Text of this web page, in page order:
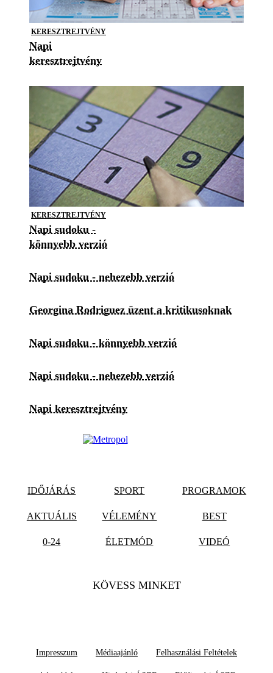
KERESZTREJTVÉNY
Napi
keresztrejtvény
KERESZTREJTVÉNY
Napi sudoku -
könnyebb verzió
Napi sudoku - nehezebb verzió
Georgina Rodriguez üzent a kritikusoknak
Napi sudoku - könnyebb verzió
Napi sudoku - nehezebb verzió
Napi keresztrejtvény
IDŐJÁRÁS SPORT PROGRAMOK
AKTUÁLIS VÉLEMÉNY BEST
0-24 ÉLETMÓD VIDEÓ
KÖVESS MINKET
Impresszum Médiaajánló Felhasználási Feltételek